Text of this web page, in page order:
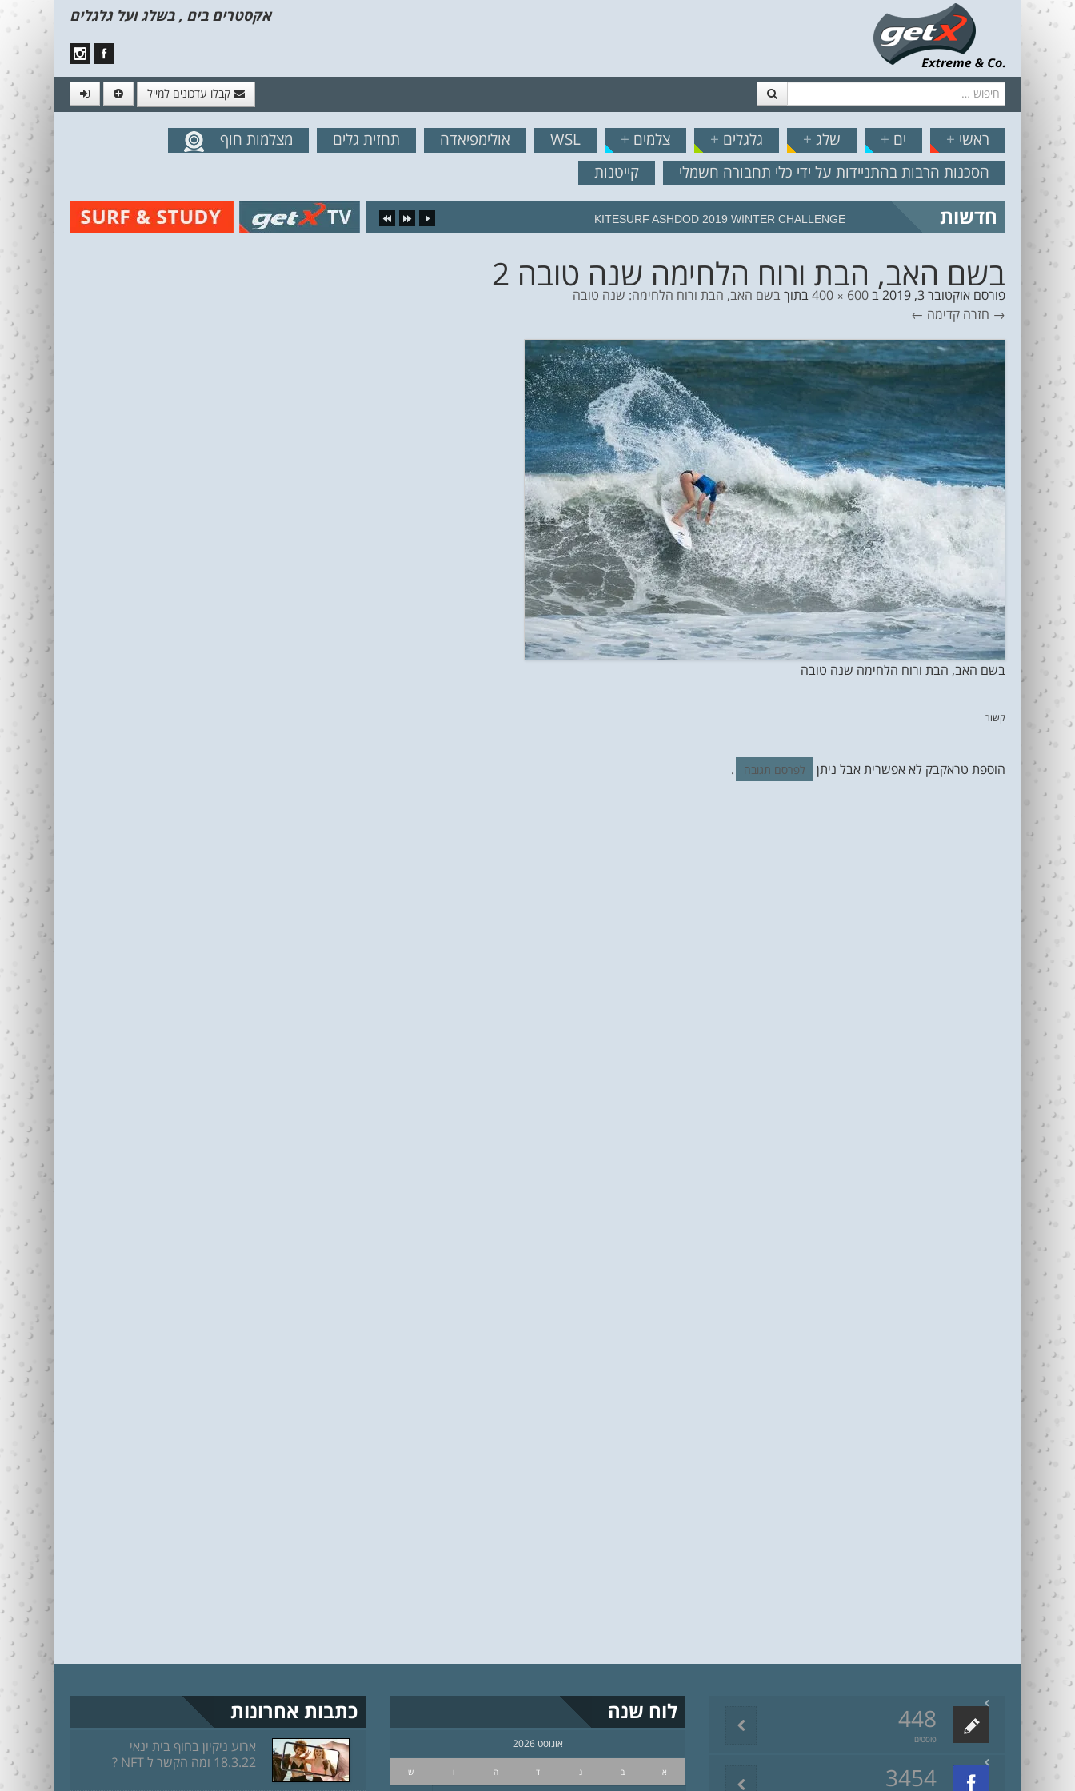
אקסטרים בים , בשלג ועל גלגלים
חיפוש קבלו עדכונים למייל
// הצטרף לרשימת תפוצה!נשמח לשלוח לך עדכונים חמים מהאתר תפריט
דלג לתוכן
ראשי + ים + שלג + גלגלים + צלמים +
WSL אולימפיאדה תחזית גלים
מצלמות חוף
הסכנות הרבות בהתניידות על ידי כלי תחבורה חשמלי
קייטנות
חדשות KITESURF ASHDOD 2019 WINTER CHALLENGE
בשם האב, הבת ורוח הלחימה שנה טובה 2
פורסם אוקטובר 3, 2019 ב600 × 400 בתוךבשם האב, הבת ורוח הלחימה: שנה טובה
→ חזרה קדימה ←
בשם האב, הבת ורוח הלחימה שנה טובה
קשור
הוספת טראקבק לא אפשרית אבל ניתן לפרסם תגובה .
448
פוסטים
3454
לוח שנה
אוגוסט 2026
א ב ג ד ה ו ש
כתבות אחרונות
ארוע ניקיון בחוף בית ינאי
18.3.22 ומה הקשר ל NFT ?